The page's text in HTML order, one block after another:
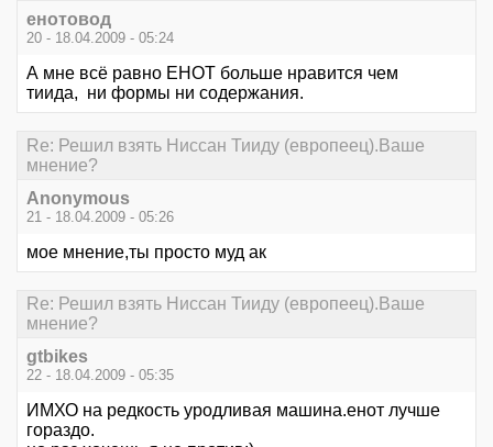
енотовод
20 - 18.04.2009 - 05:24
А мне всё равно ЕНОТ больше нравится чем
тиида, ни формы ни содержания.
Re: Решил взять Ниссан Тииду (европеец).Ваше
мнение?
Anonymous
21 - 18.04.2009 - 05:26
мое мнение,ты просто муд ак
Re: Решил взять Ниссан Тииду (европеец).Ваше
мнение?
gtbikes
22 - 18.04.2009 - 05:35
ИМХО на редкость уродливая машина.енот лучше
гораздо.